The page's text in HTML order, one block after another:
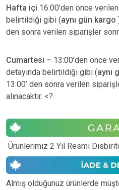
Hafta içi 16:00’den önce
belirtildiği gibi (aynı gün kargo
den sonra verilen siparişler
Cumartesi – 13:00’den önce
detayında belirtildiği gibi (aynı
13:00’ den sonra verilen
alınacaktır. <?
Ürünlerimiz 2 Yıl Resmi
Almış olduğunuz ürünlerde